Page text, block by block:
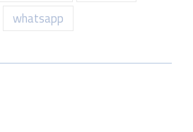
whatsapp